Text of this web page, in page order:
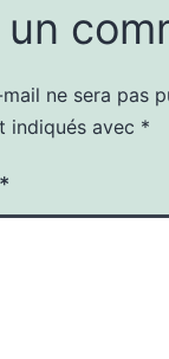
ne sera pas
indiqués avec *
*